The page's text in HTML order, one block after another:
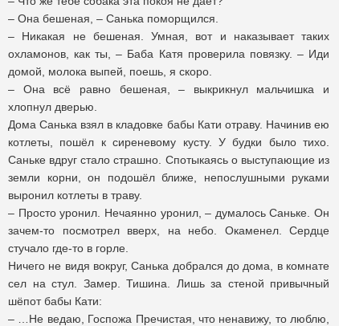
– Она бешеная, – Санька поморщился.
– Никакая не бешеная. Умная, вот и наказывает таких
охламонов, как ты, – Баба Катя проверила повязку. – Иди
домой, молока выпей, поешь, я скоро.
– Она всё равно бешеная, – выкрикнул мальчишка и
хлопнул дверью.
Дома Санька взял в кладовке бабы Кати отраву. Начинив ею
котлеты, пошёл к сиреневому кусту. У будки было тихо.
Саньке вдруг стало страшно. Спотыкаясь о выступающие из
земли корни, он подошёл ближе, непослушными руками
выронил котлеты в траву.
– Просто уронил. Нечаянно уронил, – думалось Саньке. Он
зачем-то посмотрел вверх, на небо. Окаменел. Сердце
стучало где-то в горле.
Ничего не видя вокруг, Санька добрался до дома, в комнате
сел на стул. Замер. Тишина. Лишь за стеной привычный
шёпот бабы Кати:
– …Не ведаю, Госпожа Пречистая, что ненавижу, то люблю,